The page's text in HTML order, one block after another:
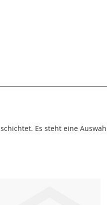
Es steht eine